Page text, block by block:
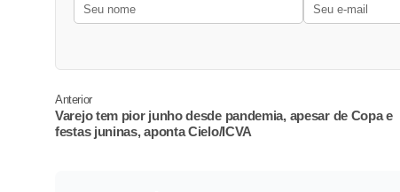
Anterior
Varejo tem pior junho desde pandemia, apesar de Copa e
festas juninas, aponta Cielo/ICVA